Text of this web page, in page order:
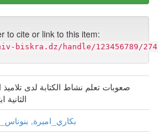
to cite or link to this item:
biskra.dz/handle/123456789/
صعوبات تعلم نشاط الكتابة لدى تلاميذ
الثانية
بكاري_اميرة,